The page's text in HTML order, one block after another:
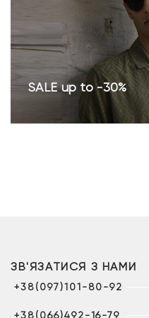
SALE up to -30%
ЗВ'ЯЗАТИСЯ З НАМИ
+38(097)101-80-92
+38(066)492-16-79